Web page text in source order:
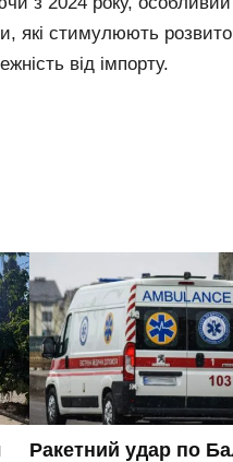
які стимулюють
від імпорту.
Ракетний удар по